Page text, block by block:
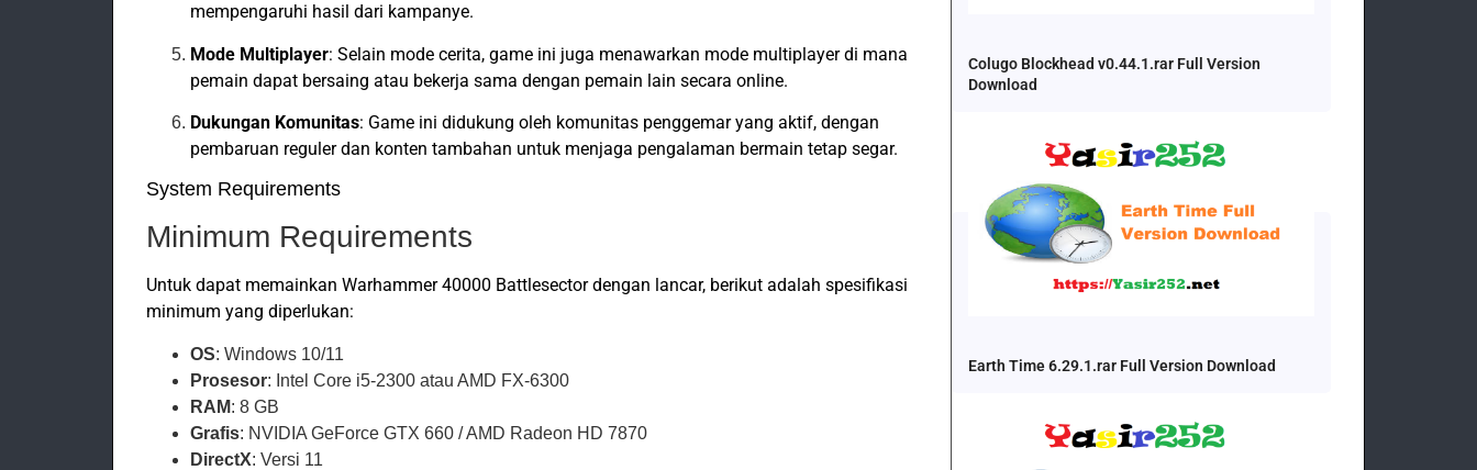
mempengaruhi hasil dari kampanye.
Mode Multiplayer: Selain mode cerita, game ini juga menawarkan mode multiplayer di mana
pemain dapat bersaing atau bekerja sama dengan pemain lain secara online.
Dukungan Komunitas: Game ini didukung oleh komunitas penggemar yang aktif, dengan
pembaruan reguler dan konten tambahan untuk menjaga pengalaman bermain tetap segar.
System Requirements
Minimum Requirements
Untuk dapat memainkan Warhammer 40000 Battlesector dengan lancar, berikut adalah spesifikasi
minimum yang diperlukan:
OS: Windows 10/11
Prosesor: Intel Core i5-2300 atau AMD FX-6300
RAM: 8 GB
Grafis: NVIDIA GeForce GTX 660 / AMD Radeon HD 7870
DirectX: Versi 11
Colugo Blockhead v0.44.1.rar Full Version
Download
Earth Time 6.29.1.rar Full Version Download